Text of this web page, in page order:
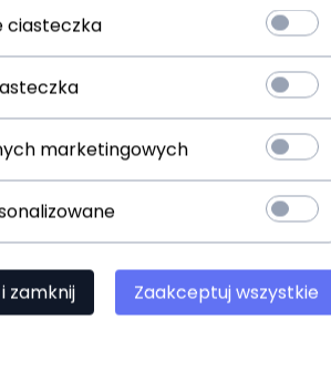
Behringer STUDIO
(0)
246,82PLN
ciasteczka
marketingowych
zamknij Zaakceptuj wszystkie